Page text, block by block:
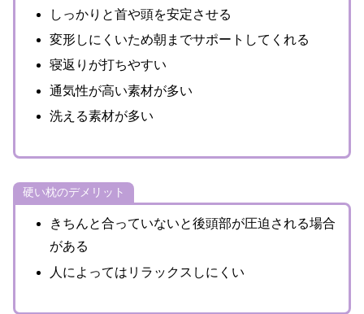
しっかりと首や頭を安定させる
変形しにくいため朝までサポートしてくれる
寝返りが打ちやすい
通気性が高い素材が多い
洗える素材が多い
硬い枕のデメリット
きちんと合っていないと後頭部が圧迫される場合
がある
人によってはリラックスしにくい